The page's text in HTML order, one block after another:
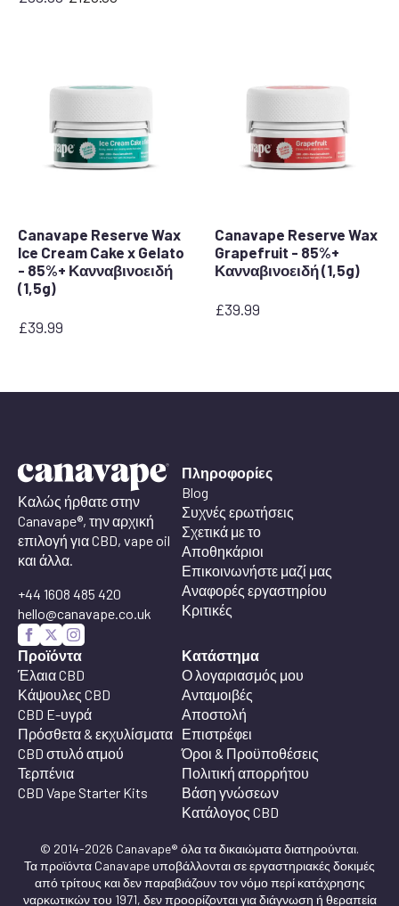
Η
Η
Canavape Reserve Wax
Ice Cream Cake x Gelato
- 85%+ Κανναβινοειδή
(1,5g)
£39.99
Canavape Reserve Wax
Grapefruit - 85%+
Κανναβινοειδή (1,5g)
£39.99
Καλώς ήρθατε στην
Canavape®, την αρχική
επιλογή για CBD, vape oil
και άλλα.
+44 1608 485 420
hello@canavape.co.uk
Πληροφορίες
Blog
Συχνές ερωτήσεις
Σχετικά με το
Αποθηκάριοι
Επικοινωνήστε μαζί μας
Αναφορές εργαστηρίου
Κριτικές
Προϊόντα
Έλαια CBD
Κάψουλες CBD
CBD E-υγρά
Πρόσθετα & εκχυλίσματα
CBD στυλό ατμού
Τερπένια
CBD Vape Starter Kits
Κατάστημα
Ο λογαριασμός μου
Ανταμοιβές
Αποστολή
Επιστρέφει
Όροι & Προϋποθέσεις
Πολιτική απορρήτου
Βάση γνώσεων
Κατάλογος CBD
© 2014-2026 Canavape® όλα τα δικαιώματα διατηρούνται.
Τα προϊόντα Canavape υποβάλλονται σε εργαστηριακές δοκιμές
από τρίτους και δεν παραβιάζουν τον νόμο περί κατάχρησης
ναρκωτικών του 1971, δεν προορίζονται για διάγνωση ή θεραπεία